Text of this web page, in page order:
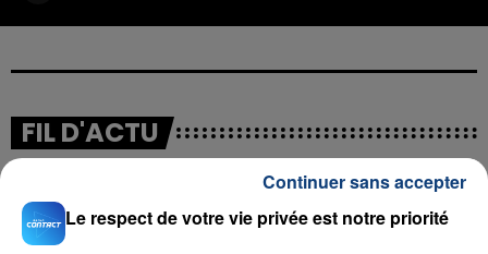
FIL D'ACTU
Le respect de votre vie privée est notre priorité
Continuer sans accepter